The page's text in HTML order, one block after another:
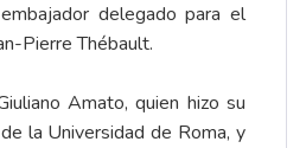
delegado para el
Pierre Thébault.
Amato, quien hizo su
la Universidad de Roma, y